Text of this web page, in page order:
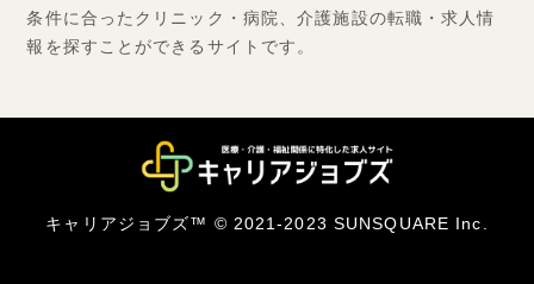
条件に合ったクリニック・病院、介護施設の転職・求人情
報を探すことができるサイトです。
キャリアジョブズ™ © 2021-2023 SUNSQUARE Inc.